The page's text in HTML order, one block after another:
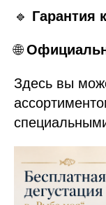
🔹 Гарантия
🌐
Здесь вы